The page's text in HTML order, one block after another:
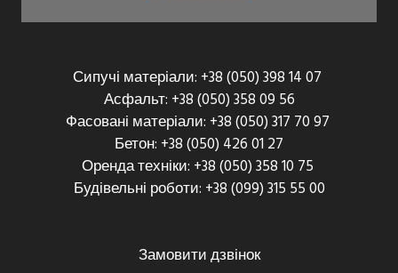
Сипучі матеріали: +38 (050) 398 14 07
Асфальт: +38 (050) 358 09 56
Фасовані матеріали: +38 (050) 317 70 97
Бетон: +38 (050) 426 01 27
Оренда техніки: +38 (050) 358 10 75
Будівельні роботи: +38 (099) 315 55 00
Замовити дзвінок